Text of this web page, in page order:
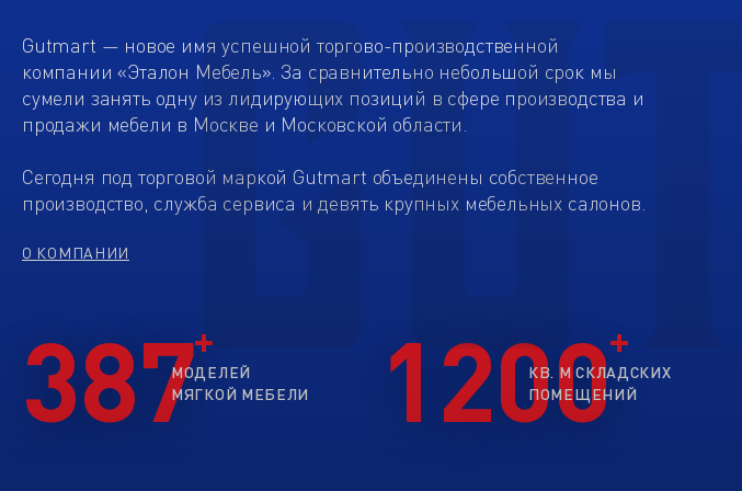
Gutmart — новое имя успешной торгово-производственной
компании «Эталон Мебель». За сравнительно небольшой срок мы
сумели занять одну из лидирующих позиций в сфере производства и
продажи мебели в Москве и Московской области.
Сегодня под торговой маркой Gutmart объединены собственное
производство, служба сервиса и девять крупных мебельных салонов.
О КОМПАНИИ
387МОДЕЛЕЙ
МЯГКОЙ МЕБЕЛИ
1200
КВ. М СКЛАДСКИХ
ПОМЕЩЕНИЙ